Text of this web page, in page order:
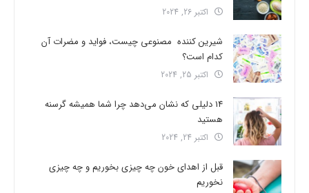
اکتبر 26, 2024
شیرین کننده مصنوعی چیست، فواید و مضرات آن
کدام است؟
اکتبر 25, 2024
14 دلیلی که نشان می‌دهد چرا شما همیشه گرسنه
هستید
اکتبر 24, 2024
قبل از اهدای خون چه چیزی بخوریم و چه چیزی
نخوریم